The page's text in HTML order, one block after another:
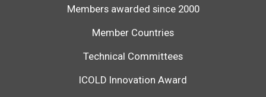
Members awarded since 2000
Member Countries
Technical Committees
ICOLD Innovation Award